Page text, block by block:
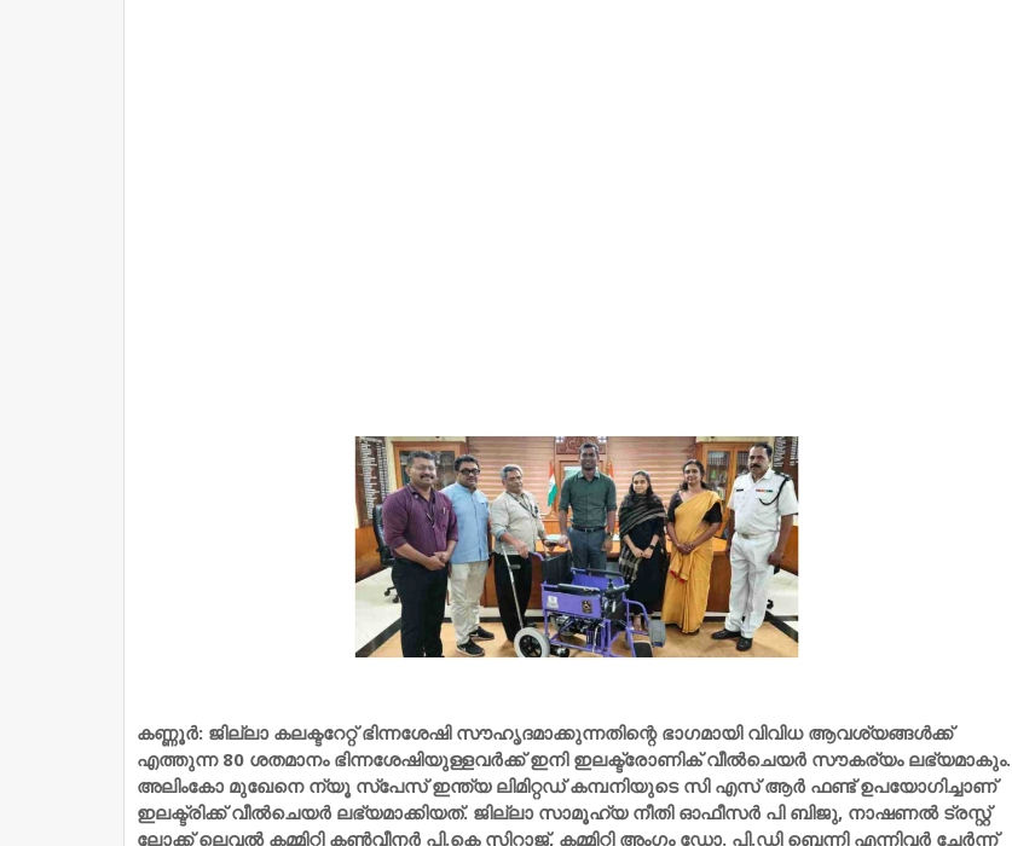
കണ്ണൂര്‍: ജില്ലാ കലക്ടറേറ്റ് ഭിന്നശേഷി സൗഹൃദമാക്കുന്നതിന്റെ ഭാഗമായി വിവിധ ആവശ്യങ്ങള്‍ക്ക്
എത്തുന്ന 80 ശതമാനം ഭിന്നശേഷിയുള്ളവര്‍ക്ക് ഇനി ഇലക്ട്രോണിക് വീല്‍ചെയര്‍ സൗകര്യം ലഭ്യമാകും.
അലിംകോ മുഖേനെ ന്യൂ സ്‌പേസ് ഇന്ത്യ ലിമിറ്റഡ് കമ്പനിയുടെ സി എസ് ആര്‍ ഫണ്ട് ഉപയോഗിച്ചാണ്
ഇലക്ട്രിക്ക് വീല്‍ചെയര്‍ ലഭ്യമാക്കിയത്. ജില്ലാ സാമൂഹ്യ നീതി ഓഫീസര്‍ പി ബിജു, നാഷണല്‍ ട്രസ്റ്റ്
ലോക്ക് ലെവല്‍ കമ്മിറ്റി കണ്‍വീനര്‍ പി.കെ സിറാജ്, കമ്മിറ്റി അംഗം ഡോ. പി.ഡി ബെന്നി എന്നിവര്‍ ചേര്‍ന്ന്